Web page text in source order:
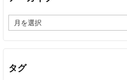
ー
カ
イ
タグ